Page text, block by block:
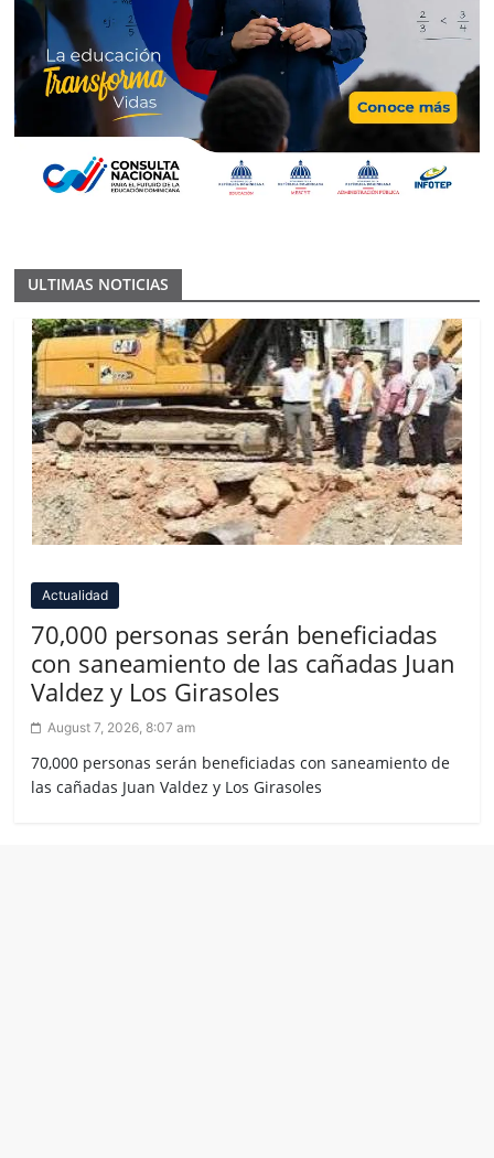
ULTIMAS NOTICIAS
Actualidad
70,000 personas serán beneficiadas
con saneamiento de las cañadas Juan
Valdez y Los Girasoles
August 7, 2026, 8:07 am
70,000 personas serán beneficiadas con saneamiento de
las cañadas Juan Valdez y Los Girasoles